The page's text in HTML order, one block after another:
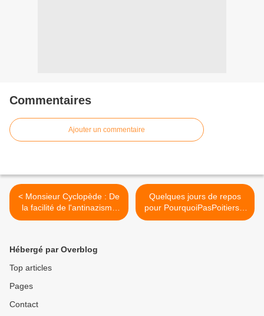
Commentaires
Ajouter un commentaire
< Monsieur Cyclopède : De
la facilité de l'antinazisme
primaire (1982)
Quelques jours de repos
pour PourquoiPasPoitiers...
>
Hébergé par Overblog
Top articles
Pages
Contact